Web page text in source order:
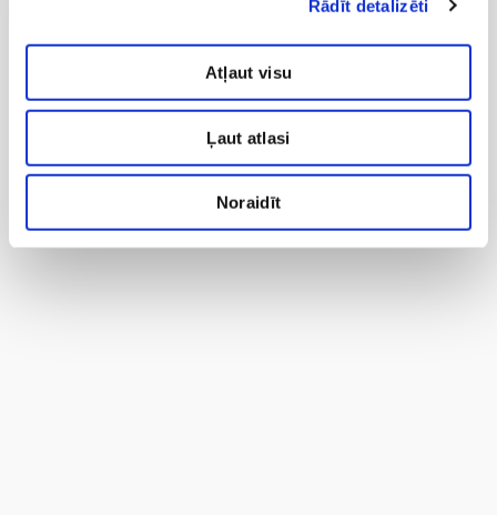
Rādīt detalizēti
Atļaut visu
Ļaut atlasi
Noraidīt